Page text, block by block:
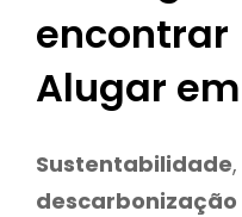
encontrar
Alugar
Sustentabilidade,
descarbonização